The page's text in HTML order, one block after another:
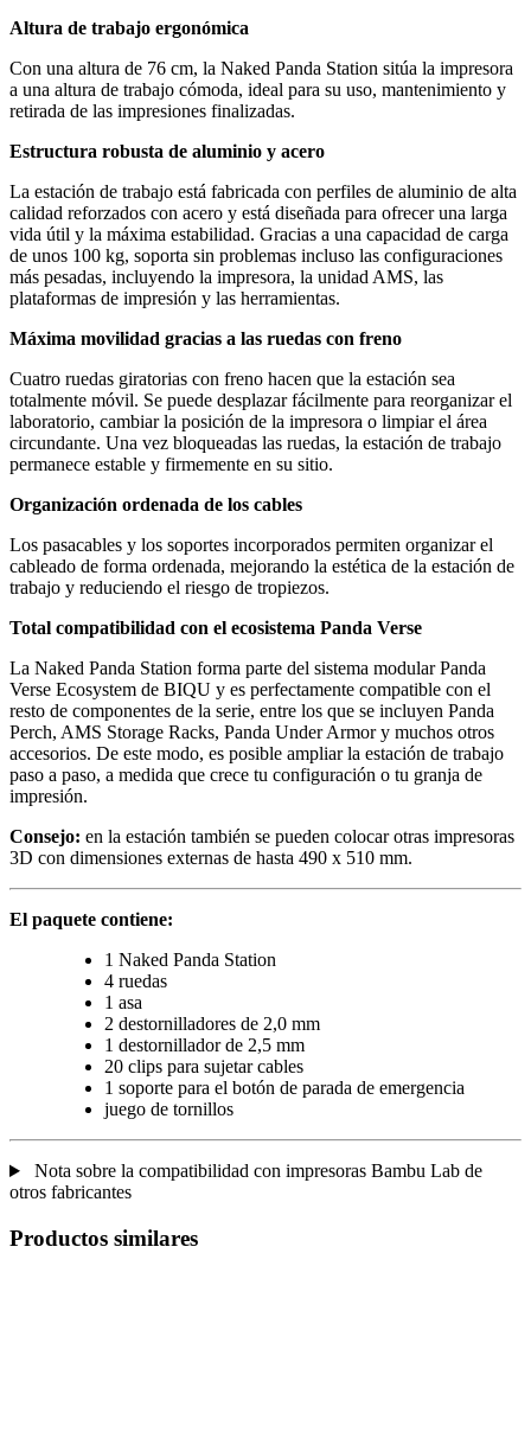
Altura de trabajo ergonómica
Con una altura de 76 cm, la Naked Panda Station sitúa la impresora
a una altura de trabajo cómoda, ideal para su uso, mantenimiento y
retirada de las impresiones finalizadas.
Estructura robusta de aluminio y acero
La estación de trabajo está fabricada con perfiles de aluminio de alta
calidad reforzados con acero y está diseñada para ofrecer una larga
vida útil y la máxima estabilidad. Gracias a una capacidad de carga
de unos 100 kg, soporta sin problemas incluso las configuraciones
más pesadas, incluyendo la impresora, la unidad AMS, las
plataformas de impresión y las herramientas.
Máxima movilidad gracias a las ruedas con freno
Cuatro ruedas giratorias con freno hacen que la estación sea
totalmente móvil. Se puede desplazar fácilmente para reorganizar el
laboratorio, cambiar la posición de la impresora o limpiar el área
circundante. Una vez bloqueadas las ruedas, la estación de trabajo
permanece estable y firmemente en su sitio.
Organización ordenada de los cables
Los pasacables y los soportes incorporados permiten organizar el
cableado de forma ordenada, mejorando la estética de la estación de
trabajo y reduciendo el riesgo de tropiezos.
Total compatibilidad con el ecosistema Panda Verse
La Naked Panda Station forma parte del sistema modular Panda
Verse Ecosystem de BIQU y es perfectamente compatible con el
resto de componentes de la serie, entre los que se incluyen Panda
Perch, AMS Storage Racks, Panda Under Armor y muchos otros
accesorios. De este modo, es posible ampliar la estación de trabajo
paso a paso, a medida que crece tu configuración o tu granja de
impresión.
Consejo: en la estación también se pueden colocar otras impresoras
3D con dimensiones externas de hasta 490 x 510 mm.
El paquete contiene:
1 Naked Panda Station
4 ruedas
1 asa
2 destornilladores de 2,0 mm
1 destornillador de 2,5 mm
20 clips para sujetar cables
1 soporte para el botón de parada de emergencia
juego de tornillos
Nota sobre la compatibilidad con impresoras Bambu Lab de
otros fabricantes
Productos similares